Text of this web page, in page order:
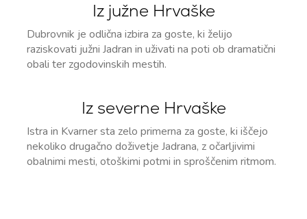
Iz južne Hrvaške
Dubrovnik je odlična izbira za goste, ki želijo
raziskovati južni Jadran in uživati na poti ob dramatični
obali ter zgodovinskih mestih.
Iz severne Hrvaške
Istra in Kvarner sta zelo primerna za goste, ki iščejo
nekoliko drugačno doživetje Jadrana, z očarljivimi
obalnimi mesti, otoškimi potmi in sproščenim ritmom.